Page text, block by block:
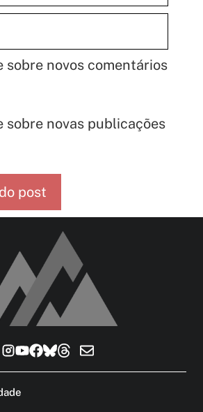
sobre novos comentários
sobre novas publicações